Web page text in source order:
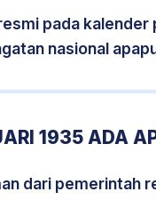
pada
nasional
1935 ADA
dari pemerintah